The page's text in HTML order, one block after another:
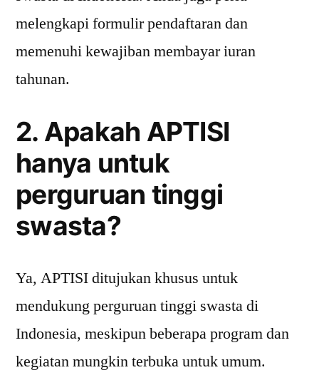
melengkapi formulir pendaftaran dan
memenuhi kewajiban membayar iuran
tahunan.
2. Apakah APTISI
hanya untuk
perguruan tinggi
swasta?
Ya, APTISI ditujukan khusus untuk
mendukung perguruan tinggi swasta di
Indonesia, meskipun beberapa program dan
kegiatan mungkin terbuka untuk umum.